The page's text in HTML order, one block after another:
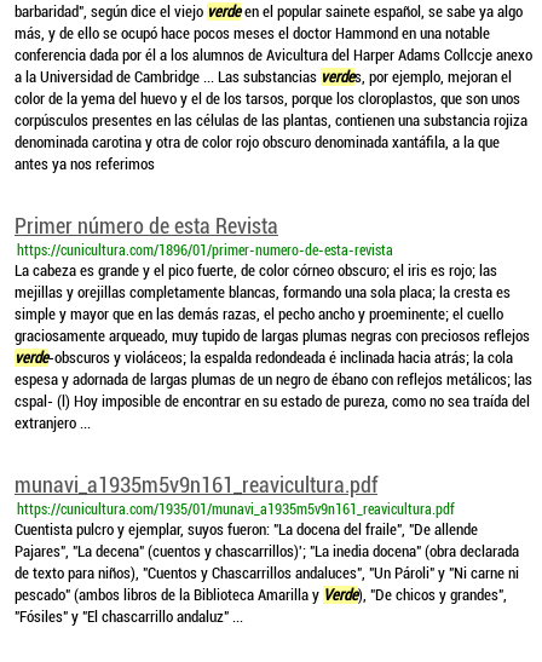
barbaridad", según dice el viejo verdeen el popular sainete español, se sabe ya algo
más, y de ello se ocupó hace pocos meses el doctor Hammond en una notable
conferencia dada por él a los alumnos de Avicultura del Harper Adams Collccje anexo
a la Universidad de Cambridge ... Las substancias verdes, por ejemplo, mejoran el
color de la yema del huevo y el de los tarsos, porque los cloroplastos, que son unos
corpúsculos presentes en las células de las plantas, contienen una substancia rojiza
denominada carotina y otra de color rojo obscuro denominada xantáfila, a la que
antes ya nos referimos
Primer número de esta Revista
https://cunicultura.com/1896/01/primer-numero-de-esta-revista
La cabeza es grande y el pico fuerte, de color córneo obscuro; el iris es rojo; las
mejillas y orejillas completamente blancas, formando una sola placa; la cresta es
simple y mayor que en las demás razas, el pecho ancho y proeminente; el cuello
graciosamente arqueado, muy tupido de largas plumas negras con preciosos reflejos
verde-obscuros y violáceos; la espalda redondeada é inclinada hacia atrás; la cola
espesa y adornada de largas plumas de un negro de ébano con reflejos metálicos; las
cspal- (l) Hoy imposible de encontrar en su estado de pureza, como no sea traída del
extranjero ...
munavi_a1935m5v9n161_reavicultura.pdf
https://cunicultura.com/1935/01/munavi_a1935m5v9n161_reavicultura.pdf
Cuentista pulcro y ejemplar, suyos fueron: "La docena del fraile", "De allende
Pajares", "La decena" (cuentos y chascarrillos)'; "La inedia docena" (obra declarada
de texto para niños), "Cuentos y Chascarrillos andaluces", "Un Pároli" y "Ni carne ni
pescado" (ambos libros de la Biblioteca Amarilla y Verde), "De chicos y grandes",
"Fósiles" y "El chascarrillo andaluz" ...